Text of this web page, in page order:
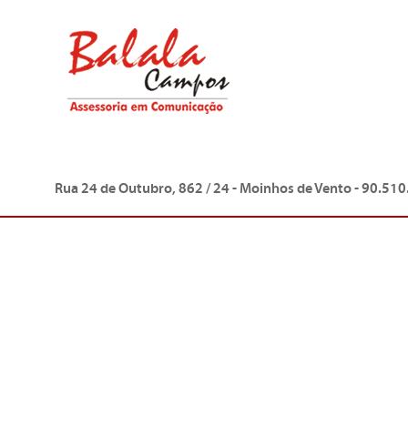
Rua 24 de Outubro, 862 / 24 - Moinhos de Vento -